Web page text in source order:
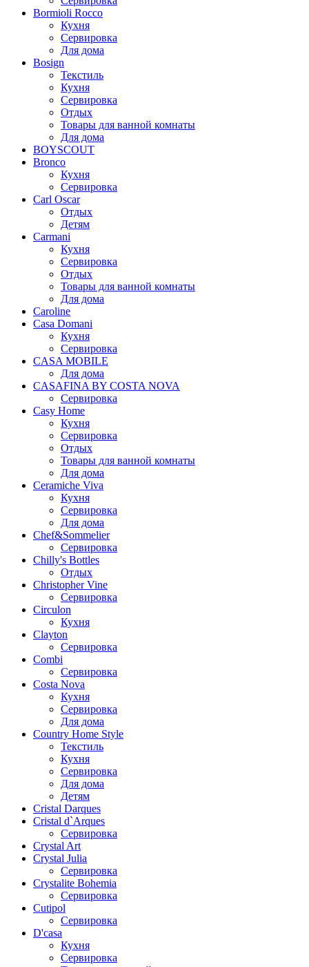
Bormioli Rocco
Кухня
Сервировка
Для дома
Bosign
Текстиль
Кухня
Сервировка
Отдых
Товары для ванной комнаты
Для дома
BOYSCOUT
Bronco
Кухня
Сервировка
Carl Oscar
Отдых
Детям
Carmani
Кухня
Сервировка
Отдых
Товары для ванной комнаты
Для дома
Caroline
Casa Domani
Кухня
Сервировка
CASA MOBILE
Для дома
CASAFINA BY COSTA NOVA
Сервировка
Casy Home
Кухня
Сервировка
Отдых
Товары для ванной комнаты
Для дома
Ceramiche Viva
Кухня
Сервировка
Для дома
Chef&Sommelier
Сервировка
Chilly's Bottles
Отдых
Christopher Vine
Сервировка
Circulon
Кухня
Clayton
Сервировка
Combi
Сервировка
Costa Nova
Кухня
Сервировка
Для дома
Country Home Style
Текстиль
Кухня
Сервировка
Для дома
Детям
Cristal Darques
Cristal d`Arques
Сервировка
Crystal Art
Crystal Julia
Сервировка
Crystalite Bohemia
Сервировка
Cutipol
Сервировка
D'casa
Кухня
Сервировка